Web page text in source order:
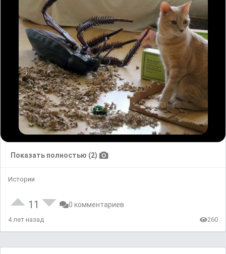
Показать полностью (2)
Истории
11 0 комментариев
4 лет назад 260